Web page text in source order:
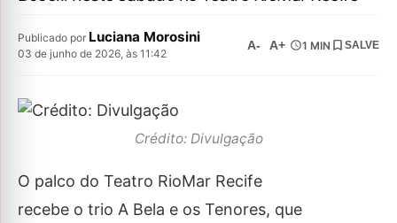
Publicado por Luciana Morosini
03 de junho de 2026, às 11:42
A- A+ 1 MIN SALVE
Crédito: Divulgação
O palco do Teatro RioMar Recife
recebe o trio A Bela e os Tenores, que